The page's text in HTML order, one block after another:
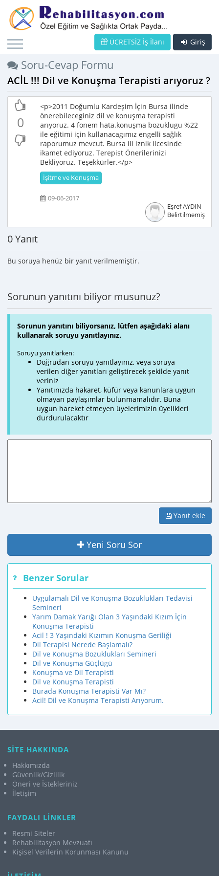
Giriş
ÜCRETSİZ İş İlanı
Soru-Cevap Formu
ACİL !!! Dil ve Konuşma Terapisti arıyoruz ?
0
<p>2011 Doğumlu Kardeşim İçin Bursa ilinde
önerebileceginiz dil ve konuşma terapisti
arıyoruz. 4 fonem hata.konuşma bozuklugu %22
ile eğitimi için kullanacagımız engelli sağlık
raporumuz mevcut. Bursa ili iznik ilcesinde
ikamet ediyoruz. Terepist Önerilerinizi
Bekliyoruz. Teşekkürler.</p>
İşitme ve Konuşma
09-06-2017
Eşref AYDIN
Belirtilmemiş
0 Yanıt
Bu soruya henüz bir yanıt verilmemiştir.
Sorunun yanıtını biliyor musunuz?
Sorunun yanıtını biliyorsanız, lütfen aşağıdaki alanı
kullanarak soruyu yanıtlayınız.
Soruyu yanıtlarken:
Doğrudan soruyu yanıtlayınız, veya soruya
verilen diğer yanıtları geliştirecek şekilde yanıt
veriniz
Yanıtınızda hakaret, küfür veya kanunlara uygun
olmayan paylaşımlar bulunmamalıdır. Buna
uygun hareket etmeyen üyelerimizin üyelikleri
durdurulacaktır
Yanıt ekle
Yeni Soru Sor
Benzer Sorular
Uygulamalı Dil ve Konuşma Bozuklukları Tedavisi
Semineri
Yarım Damak Yarığı Olan 3 Yaşındaki Kızım İçin
Konuşma Terapisti
Acil ! 3 Yaşındaki Kızımın Konuşma Geriliği
Dil Terapisi Nerede Başlamalı?
Dil ve Konuşma Bozuklukları Semineri
Dil ve Konuşma Güçlügü
Konuşma ve Dil Terapisti
Dil ve Konuşma Terapisti
Burada Konuşma Terapisti Var Mı?
Acil! Dil ve Konuşma Terapisti Arıyorum.
SİTE HAKKINDA
Hakkımızda
Güvenlik/Gizlilik
Öneri ve İstekleriniz
İletişim
FAYDALI LİNKLER
Resmi Siteler
Rehabilitasyon Mevzuatı
Kişisel Verilerin Korunması Kanunu